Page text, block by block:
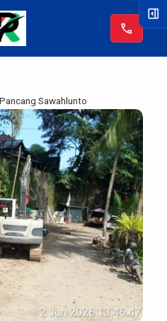
call
Sawahlunto
right_panel_open